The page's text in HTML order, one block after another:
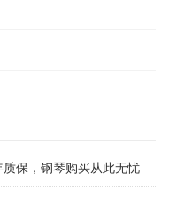
保，钢琴购买从此无忧